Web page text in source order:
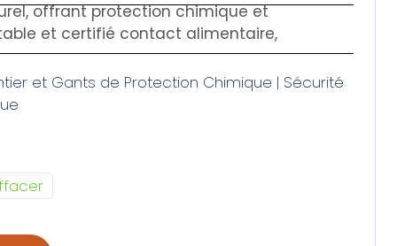
offrant protection chimique et
et certifié contact alimentaire,
et Gants de Protection Chimique | Sécurité